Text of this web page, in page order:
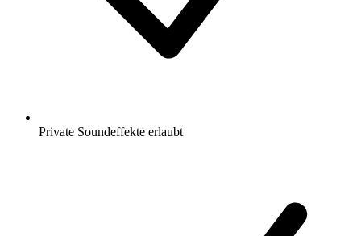
Private Soundeffekte erlaubt